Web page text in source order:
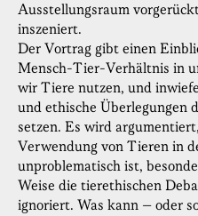
Ausstellungsraum
inszeniert.
Der Vortrag gibt einen
Mensch-Tier-Verhältnis in
wir Tiere nutzen, und
und ethische Überlegungen
setzen. Es wird
Verwendung von Tieren in
unproblematisch ist,
Weise die tierethischen
ignoriert. Was kann – oder